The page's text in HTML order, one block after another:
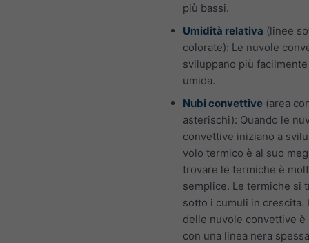
più bassi.
Umidità relativa (linee
colorate): Le nuvole
sviluppano più
umida.
Nubi convettive (area
asterischi): Quando le
convettive iniziano a
volo termico è al suo
trovare le termiche è
semplice. Le termiche si
sotto i cumuli in crescita.
delle nuvole convettive è
con una linea nera